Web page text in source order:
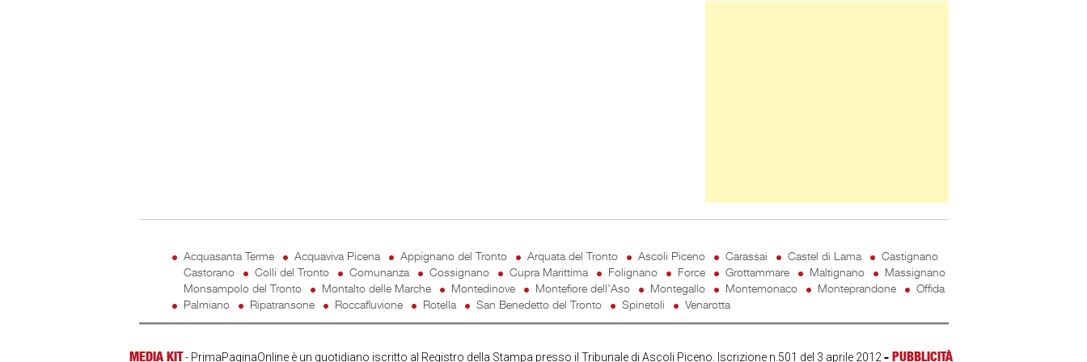
Acquasanta Terme Acquaviva Picena Appignano del Tronto Arquata del Tronto Ascoli Piceno Carassai Castel di Lama
Castignano
Castorano
Colli del Tronto Comunanza Cossignano Cupra Marittima Folignano Force Grottammare Maltignano
Massignano
Monsampolo del Tronto
Montalto delle Marche Montedinove Montefiore dell'Aso Montegallo Montemonaco Monteprandone
Offida
Palmiano
Ripatransone Roccafluvione Rotella San Benedetto del Tronto Spinetoli Venarotta
MEDIA KIT- PrimaPaginaOnline è un quotidiano iscritto al Registro della Stampa presso il Tribunale di Ascoli Piceno. Iscrizione n.501 del 3 aprile 2012- PUBBLICITÀ